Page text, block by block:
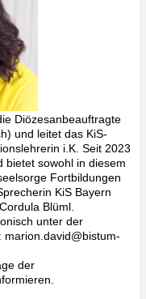
Diözesanbeauftragte
und leitet das KiS-
i.K. Seit 2023
bietet sowohl in diesem
Fortbildungen
KiS Bayern
Blüml.
unter der
der